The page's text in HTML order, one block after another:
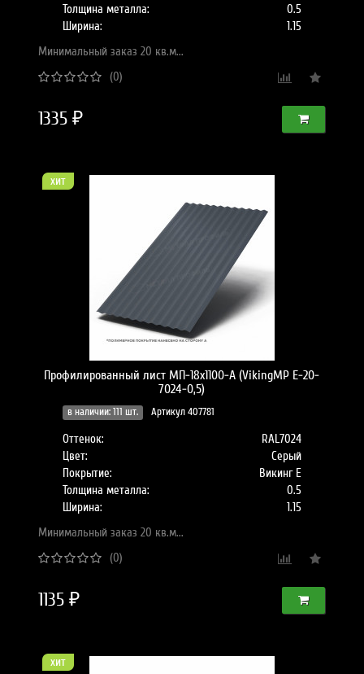
Толщина металла:
0.5
Ширина:
1.15
Минимальный заказ 20 кв.м...
(0)
1335 ₽
хит
Профилированный лист МП-18x1100-A (VikingMP E-20-
7024-0,5)
в наличии: 111 шт. Артикул 407781
Оттенок:
RAL7024
Цвет:
Серый
Покрытие:
Викинг Е
Толщина металла:
0.5
Ширина:
1.15
Минимальный заказ 20 кв.м...
(0)
1135 ₽
хит